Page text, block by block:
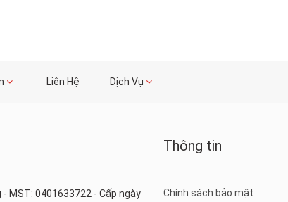
Liên Hệ Dịch Vụ
MST: 0401633722 - Cấp ngày
Thông tin
Chính sách bảo mật